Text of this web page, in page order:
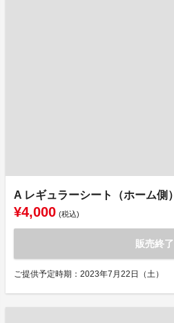
A レギュラーシート（ホーム側）
¥4,000 (税込)
販売終了
ご提供予定時期：2023年7月22日（土）